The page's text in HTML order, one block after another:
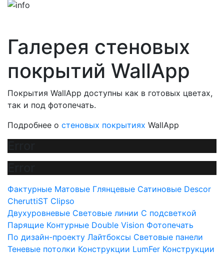
Галерея стеновых
покрытий WallApp
Покрытия WallApp доступны как в готовых цветах,
так и под фотопечать.
Подробнее о стеновых покрытиях WallApp
Фактурные Матовые Глянцевые Сатиновые Descor
CheruttiST Clipso
Двухуровневые Световые линии С подсветкой
Парящие Контурные Double Vision Фотопечать
По дизайн-проекту Лайтбоксы Световые панели
Теневые потолки Конструкции LumFer Конструкции